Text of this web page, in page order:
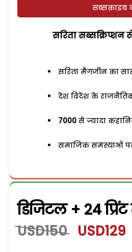
सब्सक्राइब
सरिता सब्सक्रिप्शन
सरिता मैगजीन का
देश विदेश के
7000 से ज्यादा
समाजिक समस्याओं
डिजिटल + 24
USD150 USD129